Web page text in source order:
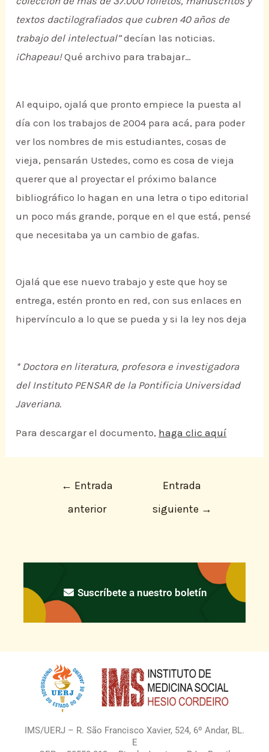
textos dactilografiados que cubren 40 años de
trabajo del intelectual”decían las noticias.
¡Chapeau!Qué archivo para trabajar…
Al equipo, ojalá que pronto empiece la puesta al
día con los trabajos de 2004 para acá, para poder
ver los nombres de mis estudiantes, cosas de
vieja, pensarán Ustedes, como es cosa de vieja
querer que al proyectar el próximo balance
bibliográfico lo hagan en una letra o tipo editorial
un poco más grande, porque en el que está, pensé
que necesitaba ya un cambio de gafas.
Ojalá que ese nuevo trabajo y este que hoy se
entrega, estén pronto en red, con sus enlaces en
hipervínculo a lo que se pueda y si la ley nos deja
* Doctora en literatura, profesora e investigadora
del Instituto PENSAR de la Pontificia Universidad
Javeriana.
Para descargar el documento, haga clic aquí
← Entrada
anterior
Entrada
siguiente →
Suscríbete a nuestro boletín
IMS/UERJ – R. São Francisco Xavier, 524, 6º Andar, BL.
E